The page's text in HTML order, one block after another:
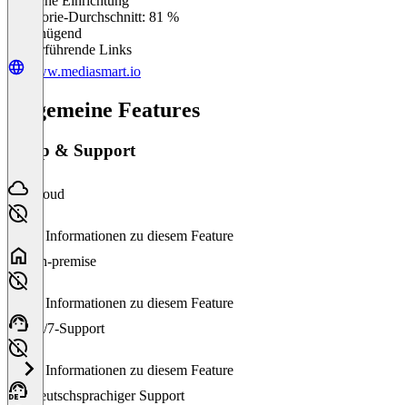
Kategorie-Durchschnitt: 81 %
Ungenügend
Weiterführende Links
www.mediasmart.io
Allgemeine Features
Setup & Support
Cloud
Keine Informationen zu diesem Feature
On-premise
Keine Informationen zu diesem Feature
24/7-Support
Keine Informationen zu diesem Feature
Deutschsprachiger Support